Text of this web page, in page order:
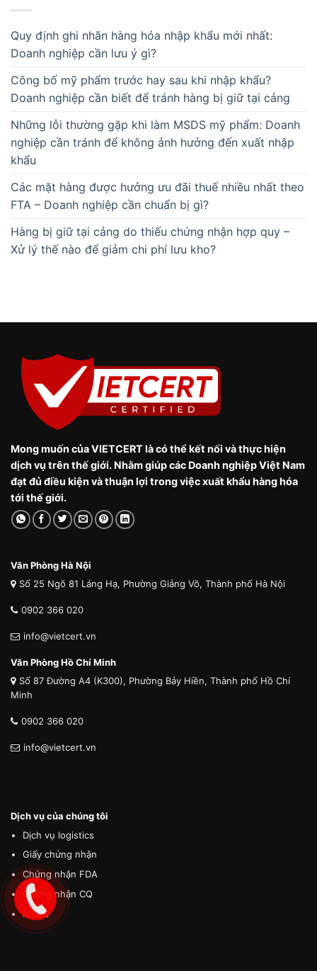
Quy định ghi nhãn hàng hóa nhập khẩu mới nhất:
Doanh nghiệp cần lưu ý gì?
Công bố mỹ phẩm trước hay sau khi nhập khẩu?
Doanh nghiệp cần biết để tránh hàng bị giữ tại cảng
Những lỗi thường gặp khi làm MSDS mỹ phẩm: Doanh
nghiệp cần tránh để không ảnh hưởng đến xuất nhập
khẩu
Các mặt hàng được hưởng ưu đãi thuế nhiều nhất theo
FTA – Doanh nghiệp cần chuẩn bị gì?
Hàng bị giữ tại cảng do thiếu chứng nhận hợp quy –
Xử lý thế nào để giảm chi phí lưu kho?
Mong muốn của VIETCERT là có thể kết nối và thực hiện
dịch vụ trên thế giới. Nhằm giúp các Doanh nghiệp Việt Nam
đạt đủ điều kiện và thuận lợi trong việc xuất khẩu hàng hóa
tới thế giới.
Văn Phòng Hà Nội
Số 25 Ngõ 81 Láng Hạ, Phường Giảng Võ, Thành phố Hà Nội
0902 366 020
info@vietcert.vn
Văn Phòng Hồ Chí Minh
Số 87 Đường A4 (K300), Phường Bảy Hiền, Thành phố Hồ Chí
Minh
0902 366 020
info@vietcert.vn
Dịch vụ của chúng tôi
Dịch vụ logistics
Giấy chứng nhận
Chứng nhận FDA
Chứng nhận CQ
MSDS